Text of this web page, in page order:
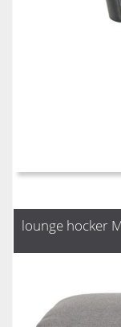
lounge hocker